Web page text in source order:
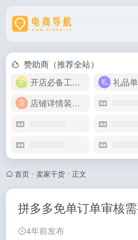
赞助商（推荐全站）
开店必备工具箱
店铺详情装修模版
首页 • 卖家干货 • 正文
拼多多免单订单审核
4年前发布